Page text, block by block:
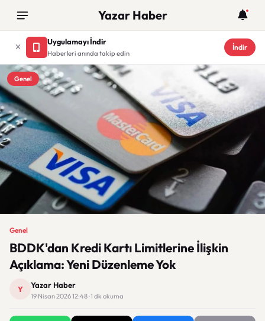
Yazar Haber
Uygulamayı İndir
Haberleri anında takip edin
İndir
Genel
Genel
BDDK'dan Kredi Kartı Limitlerine İlişkin
Açıklama: Yeni Düzenleme Yok
Y Yazar Haber
19 Nisan 2026 12:48 · 1 dk okuma